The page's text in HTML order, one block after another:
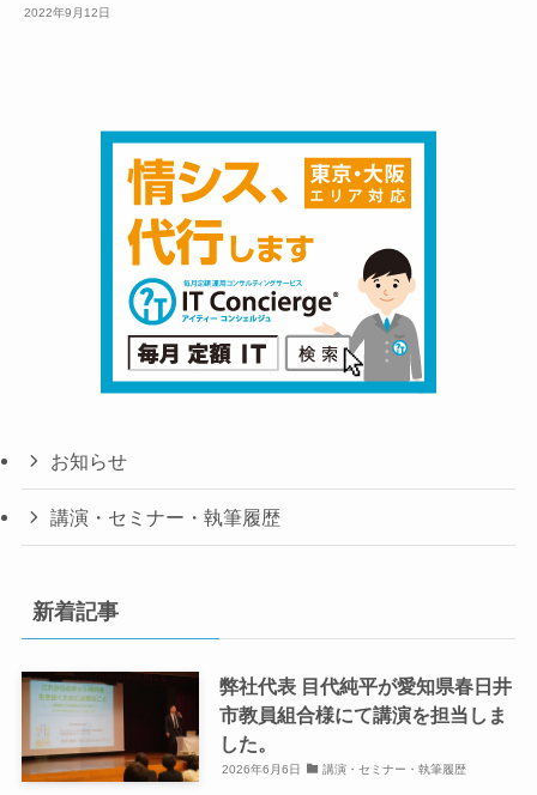
2022年9月12日
お知らせ
講演・セミナー・執筆履歴
新着記事
弊社代表 目代純平が愛知県春日井
市教員組合様にて講演を担当しま
した。
2026年6月6日 講演・セミナー・執筆履歴